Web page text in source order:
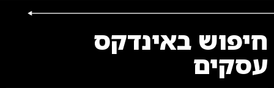
חיפוש באינדקס
עסקים